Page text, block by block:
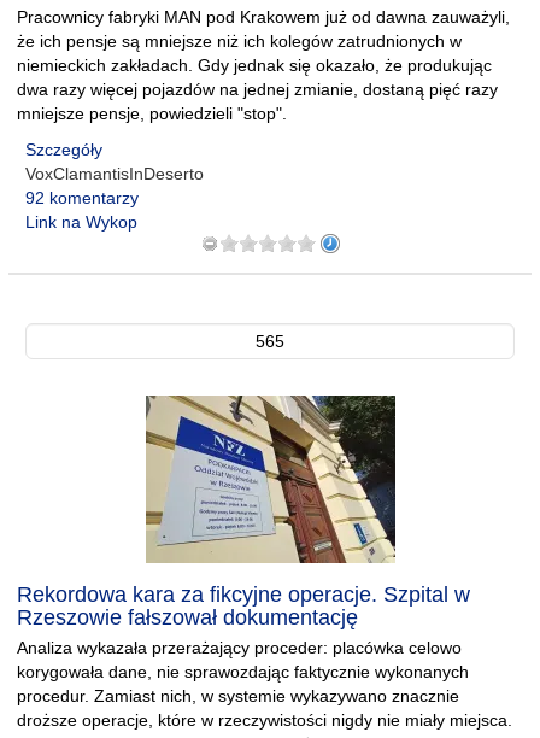
Pracownicy fabryki MAN pod Krakowem już od dawna zauważyli,
że ich pensje są mniejsze niż ich kolegów zatrudnionych w
niemieckich zakładach. Gdy jednak się okazało, że produkując
dwa razy więcej pojazdów na jednej zmianie, dostaną pięć razy
mniejsze pensje, powiedzieli "stop".
Szczegóły
VoxClamantisInDeserto
92 komentarzy
Link na Wykop
565
Rekordowa kara za fikcyjne operacje. Szpital w
Rzeszowie fałszował dokumentację
Analiza wykazała przerażający proceder: placówka celowo
korygowała dane, nie sprawozdając faktycznie wykonanych
procedur. Zamiast nich, w systemie wykazywano znacznie
droższe operacje, które w rzeczywistości nigdy nie miały miejsca.